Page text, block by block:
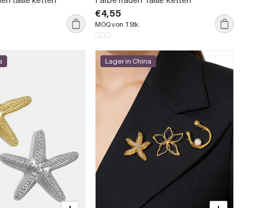
€4,55
MOQ von 1 Stk.
Lager in China